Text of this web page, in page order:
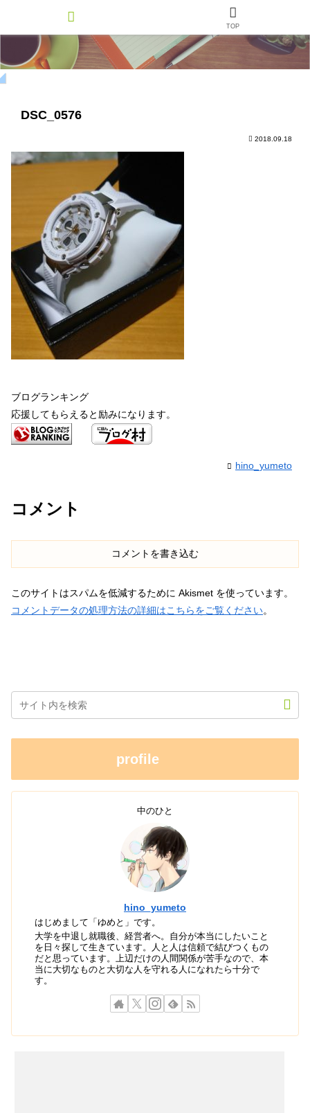
DSC_0576
2018.09.18
ブログランキング
応援してもらえると励みになります。
hino_yumeto
コメント
コメントを書き込む
このサイトはスパムを低減するために Akismet を使っています。
コメントデータの処理方法の詳細はこちらをご覧ください。
profile
中のひと
hino_yumeto
はじめまして「ゆめと」です。
大学を中退し就職後、経営者へ。自分が本当にしたいこと
を日々探して生きています。人と人は信頼で結びつくもの
だと思っています。上辺だけの人間関係が苦手なので、本
当に大切なものと大切な人を守れる人になれたら十分で
す。
TOP